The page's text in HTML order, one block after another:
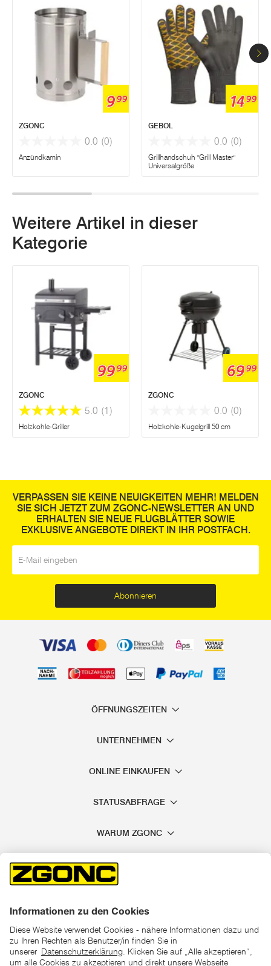
999
ZGONC
0.0 (0)
Anzündkamin
1499
GEBOL
0.0 (0)
Grillhandschuh "Grill Master"
Universalgröße
Weitere Artikel in dieser
Kategorie
9999
ZGONC
5.0 (1)
Holzkohle-Griller
6999
ZGONC
0.0 (0)
Holzkohle-Kugelgrill 50 cm
VERPASSEN SIE KEINE NEUIGKEITEN MEHR! MELDEN
SIE SICH JETZT ZUM ZGONC-NEWSLETTER AN UND
ERHALTEN SIE NEUE FLUGBLÄTTER SOWIE
EXKLUSIVE ANGEBOTE DIREKT IN IHR POSTFACH.
Abonnieren
ÖFFNUNGSZEITEN
UNTERNEHMEN
ONLINE EINKAUFEN
STATUSABFRAGE
WARUM ZGONC